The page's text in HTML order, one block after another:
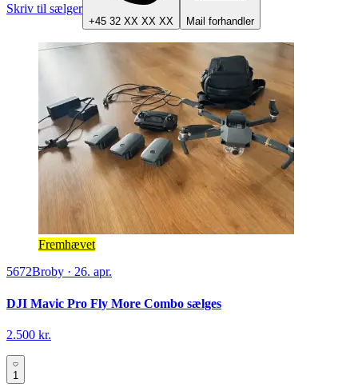
Skriv til sælger
+45 32 XX XX XX Mail forhandler
Fremhævet
5672Broby · 26. apr.
DJI Mavic Pro Fly More Combo sælges
2.500 kr.
1